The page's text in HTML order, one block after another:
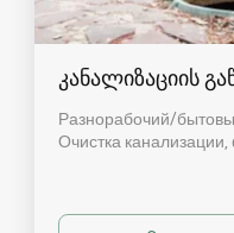
კანალიზაციის
Разнорабочий/
Очистка канализации